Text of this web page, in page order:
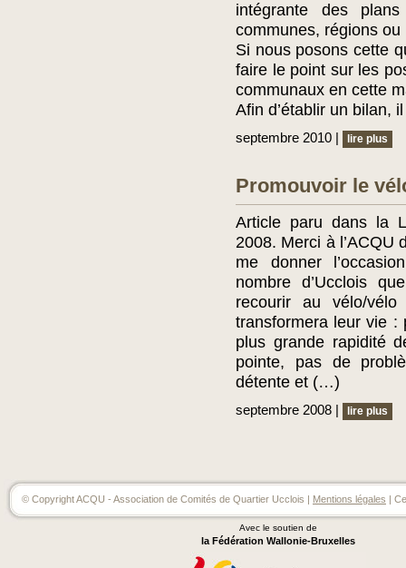
intégrante des
communes, régions ou
Si nous posons cette
faire le point sur les
communaux en cette
Afin d’établir un bilan,
septembre 2010 | lire plus
Promouvoir le
Article paru dans la
2008. Merci à l’ACQU
me donner
nombre d’Ucclois
recourir au vélo/
transformera leur vie :
plus grande rapidité
pointe, pas de
détente et (…)
septembre 2008 | lire plus
© Copyright ACQU - Association de Comités de Quartier Ucclois | Mentions légales |
Avec le soutien de
la Fédération Wallonie-Bruxelles